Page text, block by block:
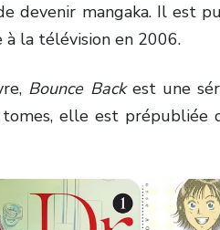
devenir mangaka. Il est
à la télévision en 2006.
Bounce Backest une
elle est prépubliée